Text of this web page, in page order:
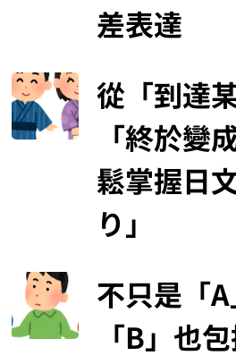
差表達
從「到達
「終於變
鬆掌握日
り」
不只是「
「B」也